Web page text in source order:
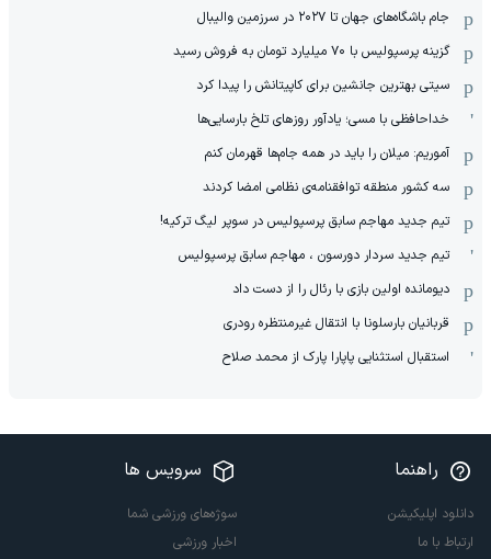
جام باشگاه‌های جهان تا ۲۰۲۷ در سرزمین والیبال
گزینه پرسپولیس با ۷۰ میلیارد تومان به فروش رسید
سیتی بهترین جانشین برای کاپیتانش را پیدا کرد
خداحافظی با مسی؛ یادآور روزهای تلخ بارسایی‌ها
آموریم: میلان را باید در همه جام‌ها قهرمان کنم
سه کشور منطقه توافقنامه‌ی نظامی امضا کردند
تیم جدید مهاجم سابق پرسپولیس در سوپر لیگ ترکیه!
تیم جدید سردار دورسون ، مهاجم سابق پرسپولیس
دیومانده اولین بازی با رئال را از دست داد
قربانیان بارسلونا با انتقال غیرمنتظره رودری
استقبال استثنایی پاپارا پارک از محمد صلاح
راهنما
دانلود اپلیکیشن
ارتباط با ما
سرویس ها
سوژه‌های ورزشی شما
اخبار ورزشی